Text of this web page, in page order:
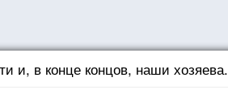
и, в конце концов, наши хозяева.